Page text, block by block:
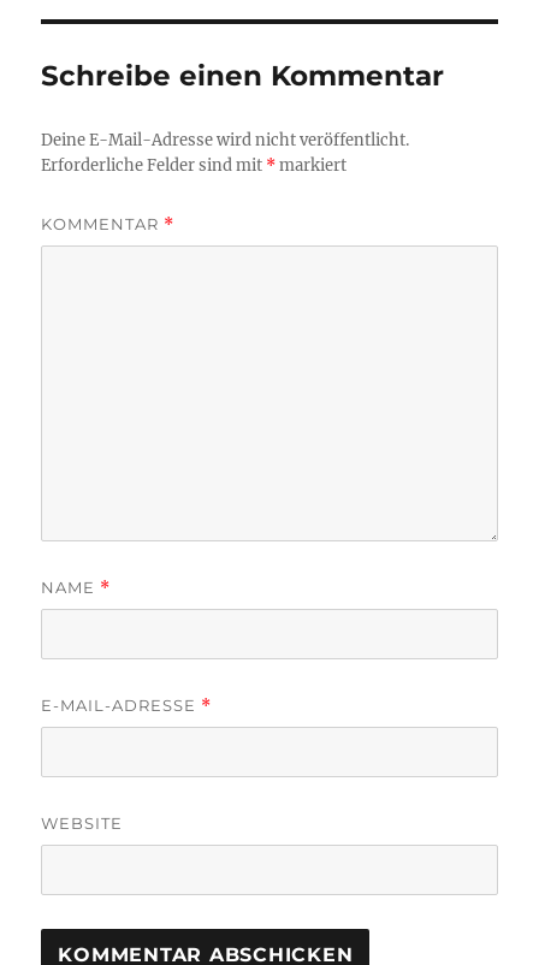
Schreibe einen Kommentar
Deine E-Mail-Adresse wird nicht veröffentlicht.
Erforderliche Felder sind mit *markiert
KOMMENTAR *
NAME *
E-MAIL-ADRESSE *
WEBSITE